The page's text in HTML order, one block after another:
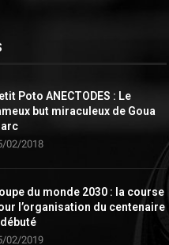
Poto ANECTODES : Le
but miraculeux de Goua
02/2018
du monde 2030 : la course
l’organisation du centenaire
02/2019